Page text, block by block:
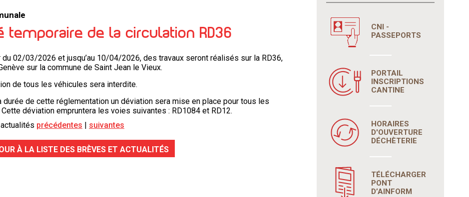
temporaire de la circulation RD36
du 02/03/2026 et jusqu’au 10/04/2026, des travaux seront réalisés sur la RD36,
sur la commune de Saint Jean le Vieux.
de tous les véhicules sera interdite.
durée de cette réglementation un déviation sera mise en place pour tous les
déviation empruntera les voies suivantes : RD1084 et RD12.
précédentes suivantes
À LA LISTE DES BRÈVES ET ACTUALITÉS
CNI -
PASSEPORTS
PORTAIL
INSCRIPTIONS
CANTINE
HORAIRES
D'OUVERTURE
DÉCHÈTERIE
TÉLÉCHARGER
PONT
D’AINFORM